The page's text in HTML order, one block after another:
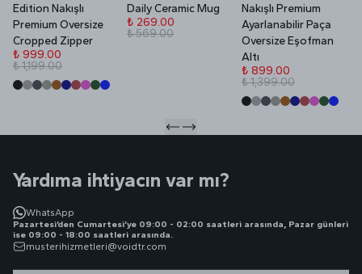
Edition Nakışlı
Premium Oversize
Cropped Zipper
₺ 999.00
₺ 1,199.00
Daily Ceramic Mug
₺ 269.00
₺ 569.00
Nakışlı Premium
Ayarlanabilir Paça
Oversize Eşofman
Altı
₺ 899.00
₺ 1,399.00
Yardıma ihtiyacın var mı?
WhatsApp
Pazartesi’den Cumartesi’ye 09:00 - 02:00 saatleri arasında, Pazar günleri
ise 09:00 - 18:00 saatleri arasında.
musterihizmetleri@voidtr.com